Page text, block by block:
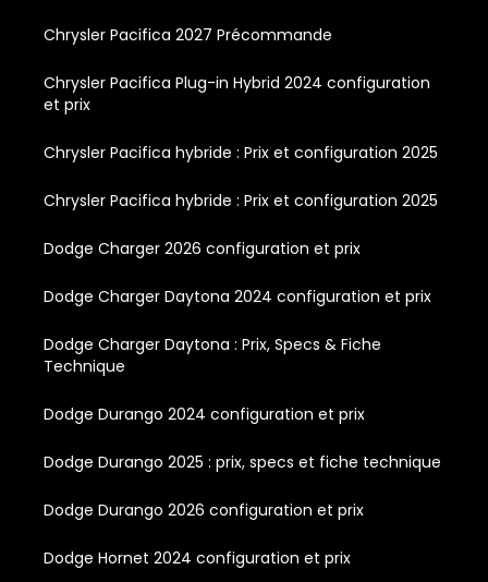
Chrysler Pacifica 2027 Précommande
Chrysler Pacifica Plug-in Hybrid 2024 configuration
et prix
Chrysler Pacifica hybride : Prix et configuration 2025
Chrysler Pacifica hybride : Prix et configuration 2025
Dodge Charger 2026 configuration et prix
Dodge Charger Daytona 2024 configuration et prix
Dodge Charger Daytona : Prix, Specs & Fiche
Technique
Dodge Durango 2024 configuration et prix
Dodge Durango 2025 : prix, specs et fiche technique
Dodge Durango 2026 configuration et prix
Dodge Hornet 2024 configuration et prix